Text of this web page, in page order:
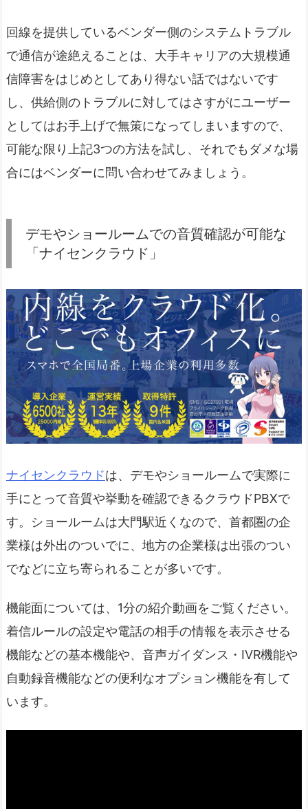
回線を提供しているベンダー側のシステムトラブル
で通信が途絶えることは、大手キャリアの大規模通
信障害をはじめとしてあり得ない話ではないです
し、供給側のトラブルに対してはさすがにユーザー
としてはお手上げで無策になってしまいますので、
可能な限り上記3つの方法を試し、それでもダメな場
合にはベンダーに問い合わせてみましょう。
デモやショールームでの音質確認が可能な
「ナイセンクラウド」
ナイセンクラウドは、デモやショールームで実際に
手にとって音質や挙動を確認できるクラウドPBXで
す。ショールームは大門駅近くなので、首都圏の企
業様は外出のついでに、地方の企業様は出張のつい
でなどに立ち寄られることが多いです。
機能面については、1分の紹介動画をご覧ください。
着信ルールの設定や電話の相手の情報を表示させる
機能などの基本機能や、音声ガイダンス・IVR機能や
自動録音機能などの便利なオプション機能を有して
います。